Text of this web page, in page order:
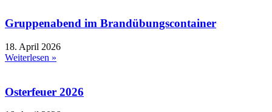
Gruppenabend im Brandübungscontainer
18. April 2026
Weiterlesen »
Osterfeuer 2026